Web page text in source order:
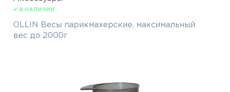
✔ В НАЛИЧИИ
OLLIN Весы парикмахерские, максимальный
вес до 2000г